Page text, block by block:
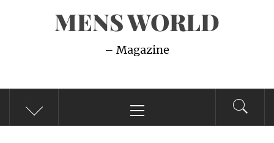
MENS WORLD
– Magazine
meny